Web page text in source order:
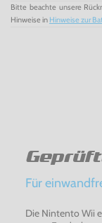
Bitte beachte unsere
Hinweise in Hinweise zur
Für
Die Nintento Wii